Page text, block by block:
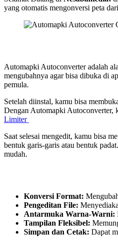
yang otomatis mengonversi peta
Automapki Autoconverter adalah
mengubahnya agar bisa dibuka di
pemula.
Setelah diinstal, kamu bisa
Dengan Automapki Autoconverter,
Limiter
Saat selesai mengedit, kamu bisa
bentuk garis-garis atau bentuk
mudah.
Konversi Format:
Pengeditan File:
Antarmuka Warna-Warni:
Tampilan Fleksibel:
Simpan dan Cetak: Dapat